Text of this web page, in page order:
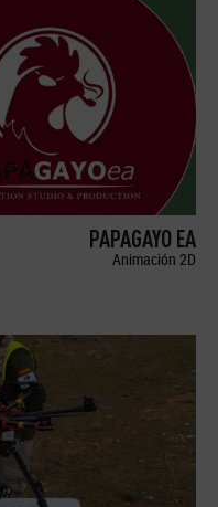
PAPAGAYO EA
Animación 2D